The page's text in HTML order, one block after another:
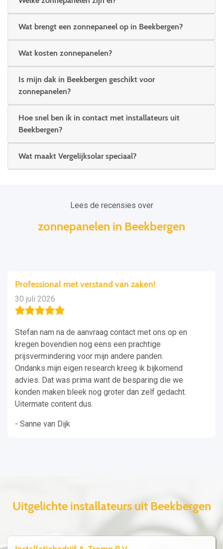
Wat brengt een zonnepaneel op in Beekbergen?
Wat kosten zonnepanelen?
Is mijn dak in Beekbergen geschikt voor
zonnepanelen?
Hoe snel ben ik in contact met installateurs uit
Beekbergen?
Wat maakt Vergelijksolar speciaal?
Lees de recensies over
zonnepanelen in Beekbergen
Professional met verstand van zaken!
30 juli 2026
Stefan nam na de aanvraag contact met ons op en
kregen bovendien nog eens een prachtige
prijsvermindering voor mijn andere panden.
Ondanks mijn eigen research kreeg ik bijkomend
advies. Dat was prima want de besparing die we
konden maken bleek nog groter dan zelf gedacht.
Uitermate content dus.
- Sanne van Dijk
Uitgelichte installateurs uit Beekbergen